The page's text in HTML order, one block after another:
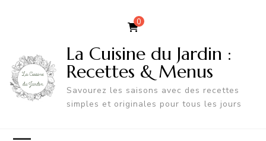
0
La Cuisine du Jardin :
Recettes & Menus
Savourez les saisons avec des recettes
simples et originales pour tous les jours